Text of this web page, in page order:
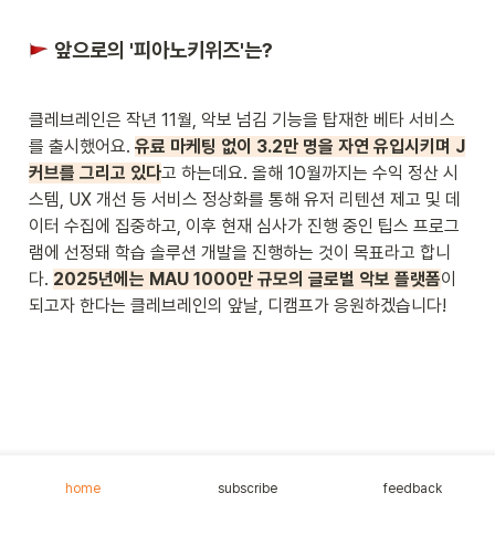
앞으로의 '피아노키위즈'는?
클레브레인은 작년 11월, 악보 넘김 기능을 탑재한 베타 서비스
를 출시했어요. 유료 마케팅 없이 3.2만 명을 자연 유입시키며 J
커브를 그리고 있다고 하는데요. 올해 10월까지는 수익 정산 시
스템, UX 개선 등 서비스 정상화를 통해 유저 리텐션 제고 및 데
이터 수집에 집중하고, 이후 현재 심사가 진행 중인 팁스 프로그
램에 선정돼 학습 솔루션 개발을 진행하는 것이 목표라고 합니
다. 2025년에는 MAU 1000만 규모의 글로벌 악보 플랫폼이
되고자 한다는 클레브레인의 앞날, 디캠프가 응원하겠습니다!
home subscribe feedback